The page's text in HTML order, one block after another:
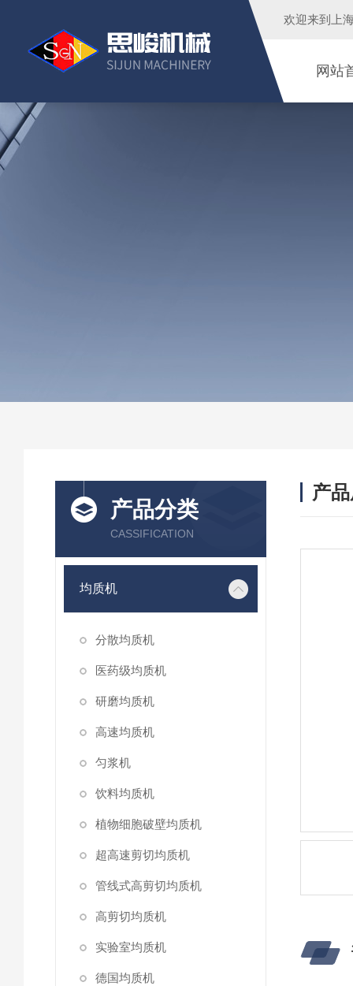
欢迎来到 上
网站
产品分类
CASSIFICATION
均质机
分散均质机
医药级均质机
研磨均质机
高速均质机
匀浆机
饮料均质机
植物细胞破壁均质机
超高速剪切均质机
管线式高剪切均质机
高剪切均质机
实验室均质机
德国均质机
产